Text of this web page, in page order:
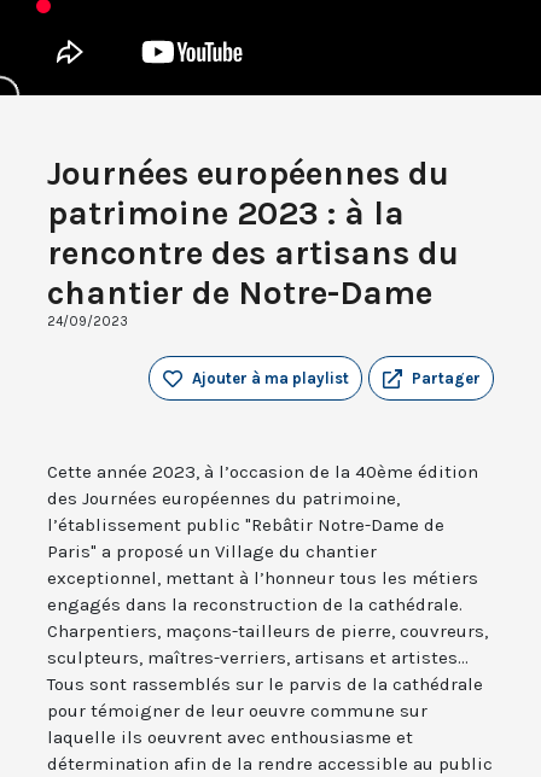
Journées européennes du
patrimoine 2023 : à la
rencontre des artisans du
chantier de Notre-Dame
24/09/2023
Partager
Ajouter à ma playlist
Cette année 2023, à l’occasion de la 40ème édition
des Journées européennes du patrimoine,
l’établissement public "Rebâtir Notre-Dame de
Paris" a proposé un Village du chantier
exceptionnel, mettant à l’honneur tous les métiers
engagés dans la reconstruction de la cathédrale.
Charpentiers, maçons-tailleurs de pierre, couvreurs,
sculpteurs, maîtres-verriers, artisans et artistes...
Tous sont rassemblés sur le parvis de la cathédrale
pour témoigner de leur oeuvre commune sur
laquelle ils oeuvrent avec enthousiasme et
détermination afin de la rendre accessible au public